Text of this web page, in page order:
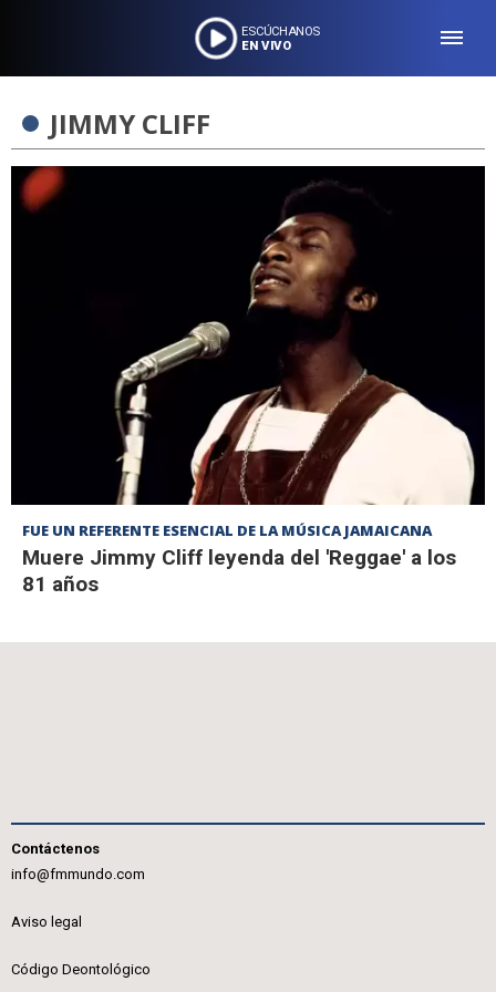
ESCÚCHANOS
EN VIVO
JIMMY CLIFF
FUE UN REFERENTE ESENCIAL DE LA MÚSICA JAMAICANA
Muere Jimmy Cliff leyenda del 'Reggae' a los
81 años
Contáctenos
info@fmmundo.com
Aviso legal
Código Deontológico